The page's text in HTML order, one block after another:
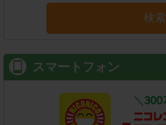
検索
スマートフォン